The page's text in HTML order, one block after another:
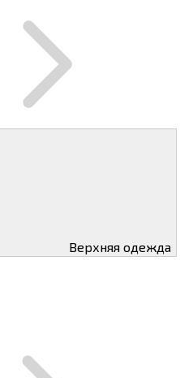
Верхняя одежда